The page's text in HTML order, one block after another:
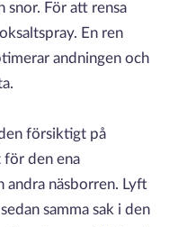
snor. För att rensa
En ren
andningen och
försiktigt på
för den ena
andra näsborren. Lyft
samma sak i den